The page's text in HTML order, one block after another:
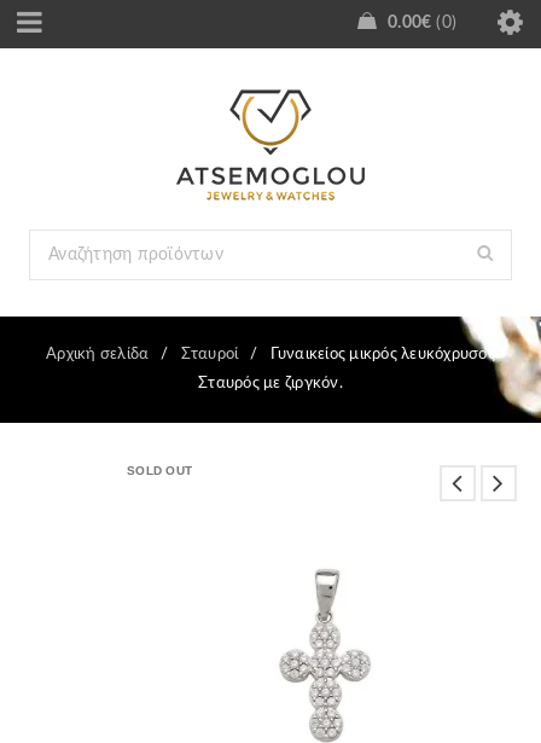
0.00€ 0
Αρχική σελίδα / Σταυροί /
Γυναικείος μικρός λευκόχρυσος
Σταυρός με ζιργκόν.
SOLD OUT